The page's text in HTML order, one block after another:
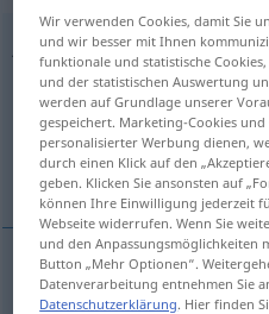
javorm
Übersicht aller
(Für mehr Details die
Ahorn
Ahornm javor BOT
Wir verwenden Cookies, damit Sie
und wir besser mit Ihnen
funktionale und statistische
und der statistischen Auswertung
werden auf Grundlage unserer
gespeichert. Marketing-Cookies
personalisierter Werbung dienen,
durch einen Klick auf den
geben. Klicken Sie ansonsten auf
können Ihre Einwilligung jederzeit
Webseite widerrufen. Wenn Sie
und den Anpassungsmöglichkeiten
Button „Mehr Optionen“.
Datenverarbeitung entnehmen Sie
Datenschutzerklärung. Hier finden